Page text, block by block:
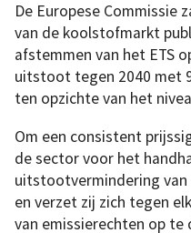
De Europese Commissie
van de koolstofmarkt
afstemmen van het ETS
uitstoot tegen 2040 met
ten opzichte van het
Om een consistent
de sector voor het
uitstootvermindering
en verzet zij zich tegen
van emissierechten op te